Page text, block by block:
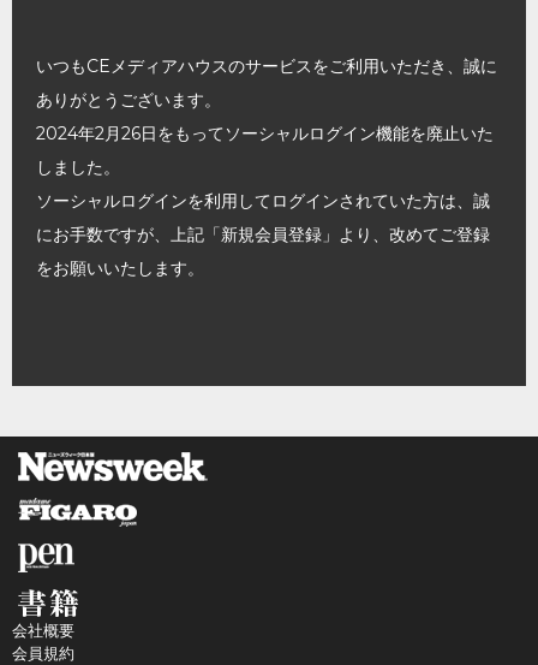
いつもCEメディアハウスのサービスをご利用いただき、誠に
ありがとうございます。
2024年2月26日をもってソーシャルログイン機能を廃止いた
しました。
ソーシャルログインを利用してログインされていた方は、誠
にお手数ですが、上記「新規会員登録」より、改めてご登録
をお願いいたします。
会社概要
会員規約